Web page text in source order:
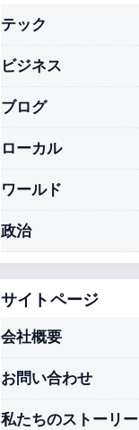
テック
ビジネス
ブログ
ローカル
ワールド
政治
サイトページ
会社概要
お問い合わせ
私たちのストーリー